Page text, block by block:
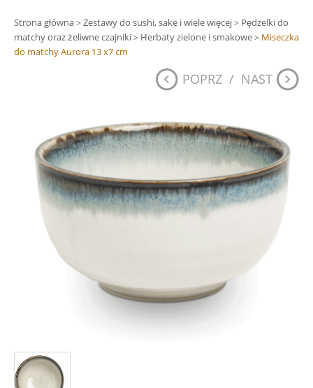
Strona główna> Zestawy do sushi, sake i wiele więcej> Pędzelki do
matchy oraz żeliwne czajniki> Herbaty zielone i smakowe> Miseczka
do matchy Aurora 13 x7 cm
POPRZ / NAST